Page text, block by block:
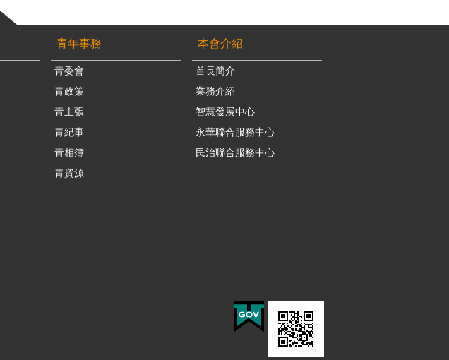
青年事務
青委會
青政策
青主張
青紀事
青相簿
青資源
本會介紹
首長簡介
業務介紹
智慧發展中心
永華聯合服務中心
民治聯合服務中心